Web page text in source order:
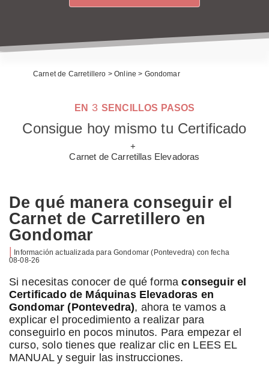
Carnet de Carretillero > Online > Gondomar
EN 3 SENCILLOS PASOS
Consigue hoy mismo tu Certificado
+
Carnet de Carretillas Elevadoras
De qué manera conseguir el
Carnet de Carretillero en
Gondomar
| Información actualizada para Gondomar (Pontevedra) con fecha
08-08-26
Si necesitas conocer de qué formaconseguir el
Certificado de Máquinas Elevadoras en
Gondomar (Pontevedra), ahora te vamos a
explicar el procedimiento a realizar para
conseguirlo en pocos minutos. Para empezar el
curso, solo tienes que realizar clic en LEES EL
MANUAL y seguir las instrucciones.